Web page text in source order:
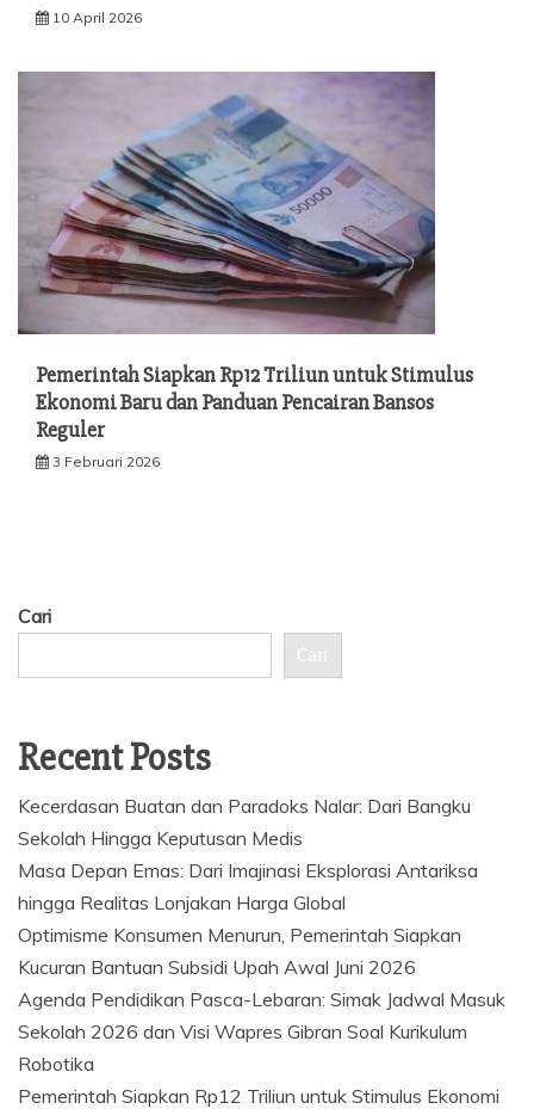
10 April 2026
Pemerintah Siapkan Rp12 Triliun untuk Stimulus
Ekonomi Baru dan Panduan Pencairan Bansos
Reguler
3 Februari 2026
Cari
Cari
Recent Posts
Kecerdasan Buatan dan Paradoks Nalar: Dari Bangku
Sekolah Hingga Keputusan Medis
Masa Depan Emas: Dari Imajinasi Eksplorasi Antariksa
hingga Realitas Lonjakan Harga Global
Optimisme Konsumen Menurun, Pemerintah Siapkan
Kucuran Bantuan Subsidi Upah Awal Juni 2026
Agenda Pendidikan Pasca-Lebaran: Simak Jadwal Masuk
Sekolah 2026 dan Visi Wapres Gibran Soal Kurikulum
Robotika
Pemerintah Siapkan Rp12 Triliun untuk Stimulus Ekonomi